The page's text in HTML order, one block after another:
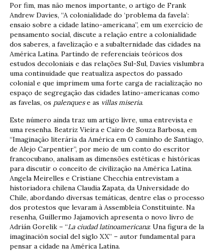
Por fim, mas não menos importante, o artigo de Frank
Andrew Davies, “A colonialidade do ‘problema da favela’:
ensaio sobre a cidade latino-americana”, em um exercício de
pensamento social, discute a relação entre a colonialidade
dos saberes, a favelização e a subalternidade das cidades na
América Latina. Partindo de referenciais teóricos dos
estudos decoloniais e das relações Sul-Sul, Davies vislumbra
uma continuidade que reatualiza aspectos do passado
colonial e que imprimem uma forte carga de racialização no
espaço de segregação das cidades latino-americanas como
as favelas, os palenquese as villas miseria.
Este número ainda traz um artigo livre, uma entrevista e
uma resenha. Beatriz Vieira e Cairo de Souza Barbosa, em
“Imaginação literária da América em O caminho de Santiago,
de Alejo Carpentier”, por meio de um conto do escritor
francocubano, analisam as dimensões estéticas e históricas
para discutir o conceito de civilização na América Latina.
Angela Meirelles e Cristiane Checchia entrevistam a
historiadora chilena Claudia Zapata, da Universidade do
Chile, abordando diversas temáticas, dentre elas o processo
dos protestos que levaram à Assembleia Constituinte. Na
resenha, Guillermo Jajamovich apresenta o novo livro de
Adrián Gorelik – “La ciudad latinoamericana: Una figura de la
imaginación social del siglo XX” – autor fundamental para
pensar a cidade na América Latina.